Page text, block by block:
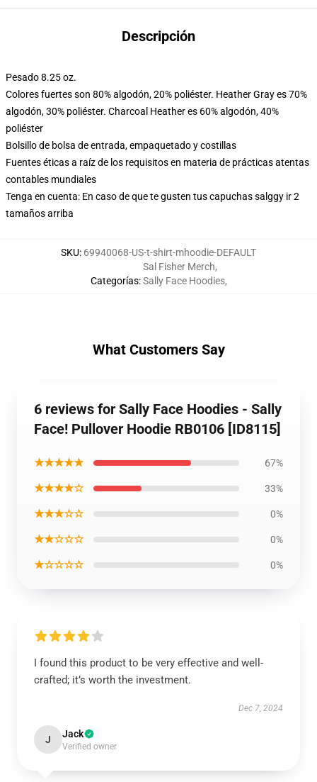
Descripción
Pesado 8.25 oz.
Colores fuertes son 80% algodón, 20% poliéster. Heather Gray es 70%
algodón, 30% poliéster. Charcoal Heather es 60% algodón, 40%
poliéster
Bolsillo de bolsa de entrada, empaquetado y costillas
Fuentes éticas a raíz de los requisitos en materia de prácticas atentas
contables mundiales
Tenga en cuenta: En caso de que te gusten tus capuchas salggy ir 2
tamaños arriba
SKU: 69940068-US-t-shirt-mhoodie-DEFAULT
Categorías:
Sal Fisher Merch,
Sally Face Hoodies,
What Customers Say
6 reviews for Sally Face Hoodies - Sally
Face! Pullover Hoodie RB0106 [ID8115]
★★★★★ 67%
★★★★☆ 33%
★★★☆☆ 0%
★★☆☆☆ 0%
★☆☆☆☆ 0%
I found this product to be very effective and well-
crafted; it’s worth the investment.
Dec 7, 2024
J Jack
Verified owner